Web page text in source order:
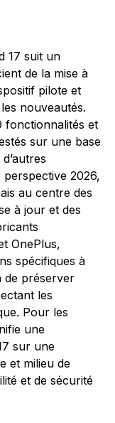
17 suit un
de la mise à
pilote et
nouveautés.
fonctionnalités et
sur une base
2026,
au centre des
à jour et des
OnePlus,
spécifiques à
de préserver
les
Pour les
une
sur une
et milieu de
et de sécurité